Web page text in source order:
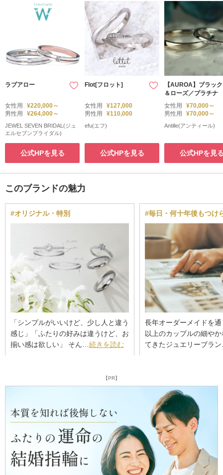
ラブアロー
女性用
¥220,000～
男性用
¥264,000～
JEWEL SEVEN BRIDAL(ジュ
エルセブンブライダル)
公式HPを見る
Flot[フロット]
女性用
¥127,000
男性用
¥110,000
efu(エフ)
公式HPを見る
【AUROA】ブラック
＆ローズ／プラチナ
女性用
¥70,000～
男性用
¥70,000～
Antille(アンティール)
公式HPを見
このブランドの魅力
#オリジナル・特別
「シンプルがいいけど、少し人と違う
感じ」「ふたりの好みは違うけど、お
揃い感は欲しい」 そん…続きを読む
#毎日・何十年後もつけ
長年オーダーメイドを
以上のカップルの細や
てきたジュエリーブラ
【PR】